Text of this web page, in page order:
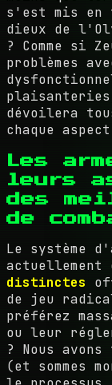
s'est mis en
dieux de
? Comme si
problèmes
dévoilera
chaque
Les
leurs
des
de
Le système
actuellement
distinctes
de jeu
préférez
ou leur
? Nous
(et sommes